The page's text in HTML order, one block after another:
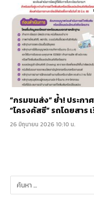
“กรมขนส่ง” ย้ำ! ประก
“โครงคัสซี” รถโดยสาร
26 มิถุนายน 2026 10:10 น.